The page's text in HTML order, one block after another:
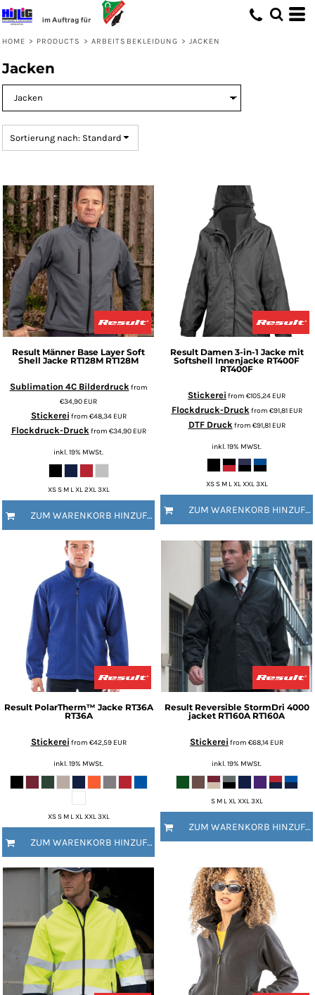
HOME > PRODUCTS > ARBEITSBEKLEIDUNG > JACKEN
Jacken
Sortierung nach: Standard
Result Männer Base Layer Soft
Shell Jacke RT128M RT128M
Sublimation 4C Bilderdruckfrom
€34,90 EUR
Stickerei from €48,34 EUR
Flockdruck-Druckfrom €34,90 EUR
inkl. 19% MWSt.
XS S M L XL 2XL 3XL
ZUM WARENKORB HINZUFÜGEN
Result Damen 3-in-1 Jacke mit
Softshell Innenjacke RT400F
RT400F
Stickerei from €105,24 EUR
Flockdruck-Druckfrom €91,81 EUR
DTF Druckfrom €91,81 EUR
inkl. 19% MWSt.
XS S M L XL XXL 3XL
ZUM WARENKORB HINZUFÜGEN
Result PolarTherm™ Jacke RT36A
RT36A
Stickerei from €42,59 EUR
inkl. 19% MWSt.
XS S M L XL XXL 3XL
ZUM WARENKORB HINZUFÜGEN
Result Reversible StormDri 4000
jacket RT160A RT160A
Stickerei from €68,14 EUR
inkl. 19% MWSt.
S M L XL XXL 3XL
ZUM WARENKORB HINZUFÜGEN
Standard